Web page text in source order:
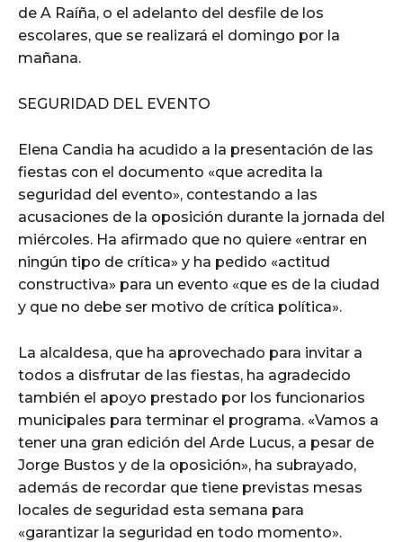
de A Raíña, o el adelanto del desfile de los
escolares, que se realizará el domingo por la
mañana.
SEGURIDAD DEL EVENTO
Elena Candia ha acudido a la presentación de las
fiestas con el documento «que acredita la
seguridad del evento», contestando a las
acusaciones de la oposición durante la jornada del
miércoles. Ha afirmado que no quiere «entrar en
ningún tipo de crítica» y ha pedido «actitud
constructiva» para un evento «que es de la ciudad
y que no debe ser motivo de crítica política».
La alcaldesa, que ha aprovechado para invitar a
todos a disfrutar de las fiestas, ha agradecido
también el apoyo prestado por los funcionarios
municipales para terminar el programa. «Vamos a
tener una gran edición del Arde Lucus, a pesar de
Jorge Bustos y de la oposición», ha subrayado,
además de recordar que tiene previstas mesas
locales de seguridad esta semana para
«garantizar la seguridad en todo momento».